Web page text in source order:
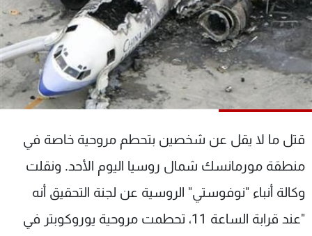
قتل ما لا يقل عن شخصين بتحطم مروحية خاصة في
منطقة مورمانسك شمال روسيا اليوم الأحد. ونقلت
وكالة أنباء "نوفوستي" الروسية عن لجنة التحقيق أنه
"عند قرابة الساعة 11، تحطمت مروحية يوروكوبتر في
كأس العالم
البرامج
جدول البرامج
شاهد البرامج
عن MTV
الإنـتـاج
لاعلاناتكم
وظائف
تواصل معنا
شروط الإسـتخدام
سياسة الخصوصية